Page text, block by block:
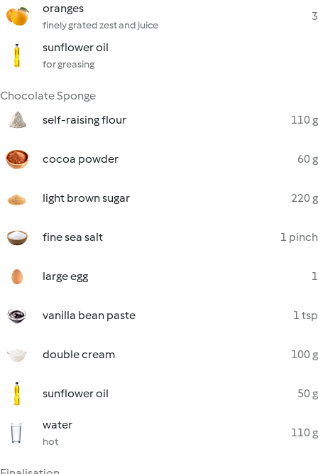
oranges
finely grated zest and juice
3
sunflower oil
for greasing
Chocolate Sponge
self-raising flour
110 g
cocoa powder 60 g
light brown sugar 220 g
fine sea salt 1 pinch
large egg 1
vanilla bean paste 1 tsp
double cream 100 g
sunflower oil 50 g
water
hot
110 g